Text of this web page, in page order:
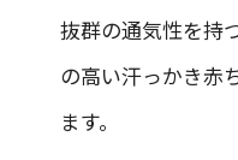
抜群の通気性を持
の高い汗っかき赤
ます。